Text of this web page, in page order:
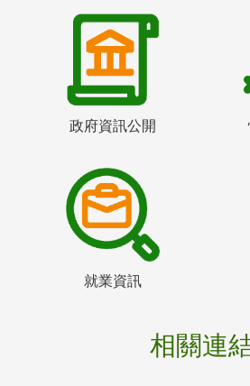
政府資訊公開
就業資訊
相關連